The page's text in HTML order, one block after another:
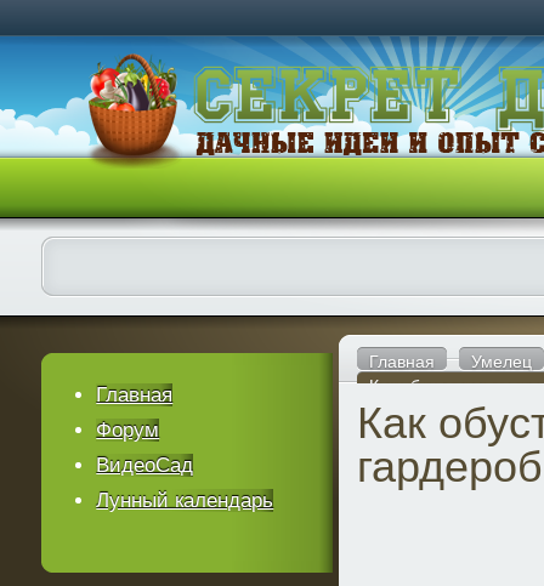
Главная
Умелец
Как обустроить
Как
Главная
Форум
ВидеоСад
Лунный календарь